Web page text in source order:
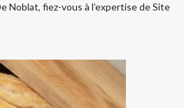
Noblat, fiez-vous à l’expertise de Site